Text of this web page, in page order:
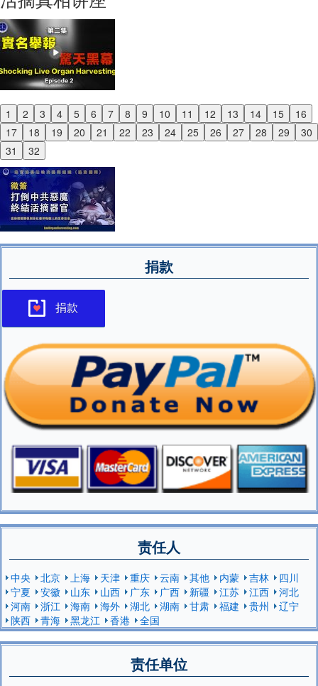
1 2 3 4 5 6 7 8 9 10 11 12 13 14 15
16
17
18 19 20 21 22 23 24 25 26 27 28 29
30
31
32
Previous
Next
捐款
捐款
责任人
中央 北京 上海 天津 重庆 云南 其他 内蒙 吉林
四川
宁夏
安徽 山东 山西 广东 广西 新疆 江苏 江西
河北
河南
浙江 海南 海外 湖北 湖南 甘肃 福建 贵州
辽宁
陕西
青海 黑龙江 香港 全国
责任单位